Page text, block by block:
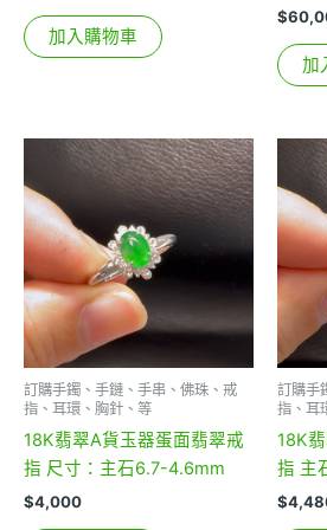
加入購物車
$
加
訂購手鐲、手鏈、手串、佛珠、戒
指、耳環、胸針、等
18K翡翠A貨玉器蛋面翡翠戒
指 尺寸：主石6.7-4.6mm
$4,000
訂購手
指、耳
18K
指 主
$